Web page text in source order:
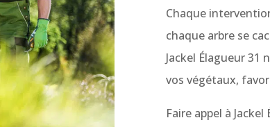
Chaque
chaque arbre se
Jackel Élagueur 31
vos végétaux,
Faire appel à